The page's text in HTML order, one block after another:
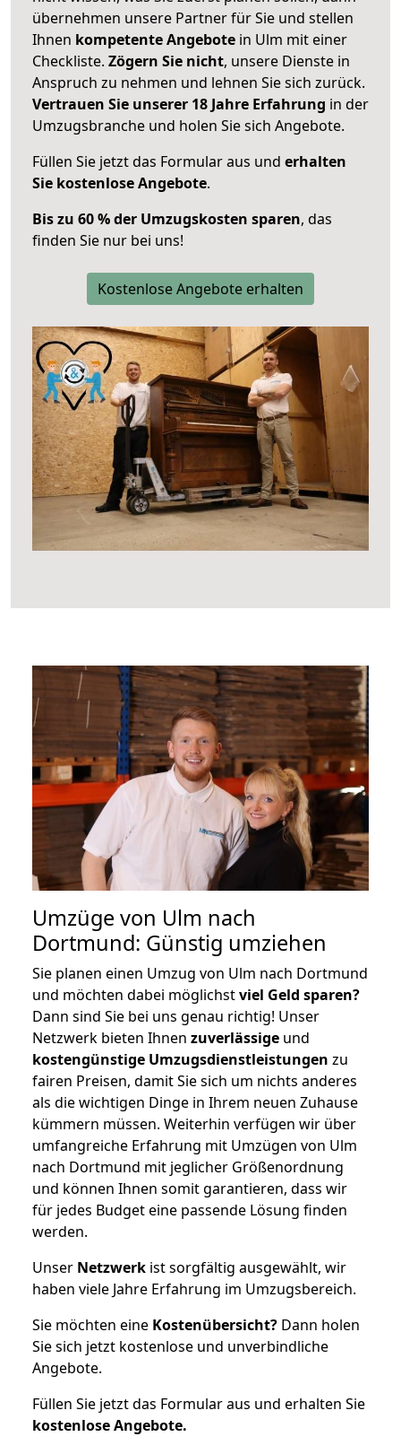
übernehmen unsere Partner für Sie und stellen
Ihnen kompetente Angebote in Ulm mit einer
Checkliste. Zögern Sie nicht, unsere Dienste in
Anspruch zu nehmen und lehnen Sie sich zurück.
Vertrauen Sie unserer 18 Jahre Erfahrung in der
Umzugsbranche und holen Sie sich Angebote.
Füllen Sie jetzt das Formular aus und erhalten
Sie kostenlose Angebote.
Bis zu 60 % der Umzugskosten sparen, das
finden Sie nur bei uns!
Kostenlose Angebote erhalten
Umzüge von Ulm nach
Dortmund: Günstig umziehen
Sie planen einen Umzug von Ulm nach Dortmund
und möchten dabei möglichstviel Geld sparen?
Dann sind Sie bei uns genau richtig! Unser
Netzwerk bieten Ihnen zuverlässige und
kostengünstige Umzugsdienstleistungen zu
fairen Preisen, damit Sie sich um nichts anderes
als die wichtigen Dinge in Ihrem neuen Zuhause
kümmern müssen. Weiterhin verfügen wir über
umfangreiche Erfahrung mit Umzügen von Ulm
nach Dortmund mit jeglicher Größenordnung
und können Ihnen somit garantieren, dass wir
für jedes Budget eine passende Lösung finden
werden.
Unser Netzwerk ist sorgfältig ausgewählt, wir
haben viele Jahre Erfahrung im Umzugsbereich.
Sie möchten eine Kostenübersicht? Dann holen
Sie sich jetzt kostenlose und unverbindliche
Angebote.
Füllen Sie jetzt das Formular aus und erhalten Sie
kostenloseAngebote.